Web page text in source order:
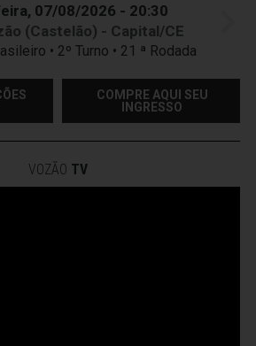
07/08/2026 - 20:30
(Castelão) - Capital/CE
• 2º Turno • 21 ª Rodada
COMPRE AQUI SEU
INGRESSO
VOZÃO TV